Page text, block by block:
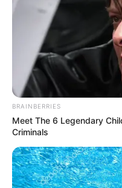
BRAINBERRIES
Meet The 6 Legendary
Criminals